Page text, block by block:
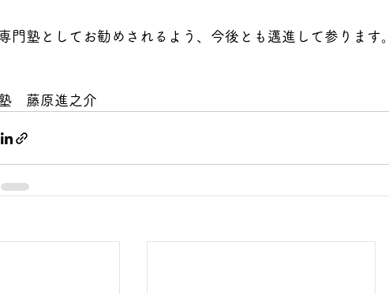
門塾としてお勧めされるよう、今後とも邁進して参ります。
　藤原進之介